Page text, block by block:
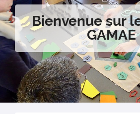
Bienvenue sur
GAMAE